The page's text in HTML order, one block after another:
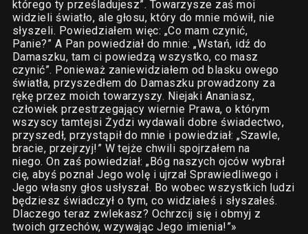
którego ty prześladujesz”. Towarzysze zaś moi
widzieli światło, ale głosu, który do mnie mówił, nie
słyszeli. Powiedziałem więc: „Co mam czynić,
Panie?” A Pan powiedział do mnie: „Wstań, idź do
Damaszku, tam ci powiedzą wszystko, co masz
czynić”. Ponieważ zaniewidziałem od blasku owego
światła, przyszedłem do Damaszku prowadzony za
rękę przez moich towarzyszy. Niejaki Ananiasz,
człowiek przestrzegający wiernie Prawa, o którym
wszyscy tamtejsi Żydzi wydawali dobre świadectwo,
przyszedł, przystąpił do mnie i powiedział: „Szawle,
bracie, przejrzyj!” W tejże chwili spojrzałem na
niego. On zaś powiedział: „Bóg naszych ojców wybrał
cię, abyś poznał Jego wolę i ujrzał Sprawiedliwego i
Jego własny głos usłyszał. Bo wobec wszystkich ludzi
będziesz świadczył o tym, co widziałeś i słyszałeś.
Dlaczego teraz zwlekasz? Ochrzcij się i obmyj z
twoich grzechów, wzywając Jego imienia!”»